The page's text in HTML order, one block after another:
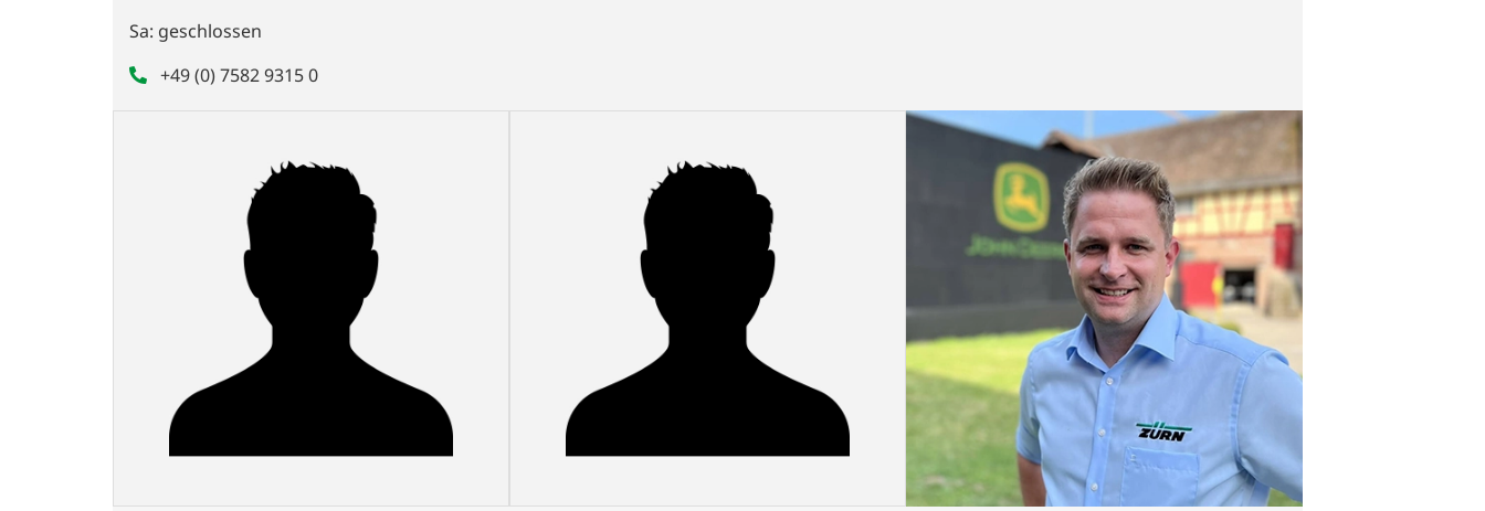
Sa: geschlossen
+49 (0) 7582 9315 0